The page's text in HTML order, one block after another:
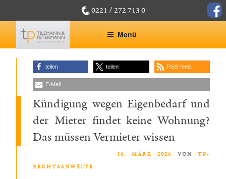
Inhalt
springen
0221 / 272 713 0
Menü
teilen teilen RSS-feed
E-Mail
Kündigung wegen Eigenbedarf und
der Mieter findet keine Wohnung?
Das müssen Vermieter wissen
16. MÄRZ 2026 VONTP-
RECHTSANWÄLTE